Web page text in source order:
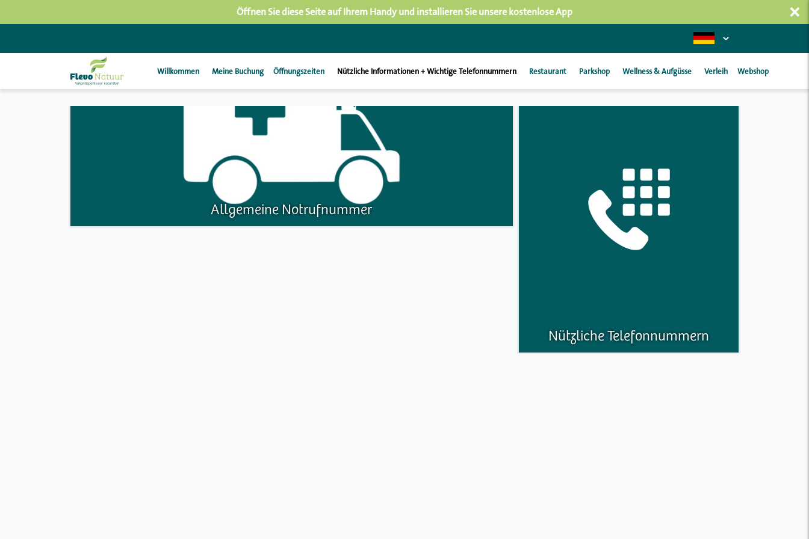
Öffnen Sie diese Seite auf Ihrem Handy und installieren Sie unsere kostenlose App ×
Willkommen Meine Buchung Öffnungszeiten Nützliche Informationen + Wichtige Telefonnummern Restaurant Parkshop Wellness & Aufgüsse Verleih Webshop
Allgemeine Notrufnummer
Nützliche Telefonnummern